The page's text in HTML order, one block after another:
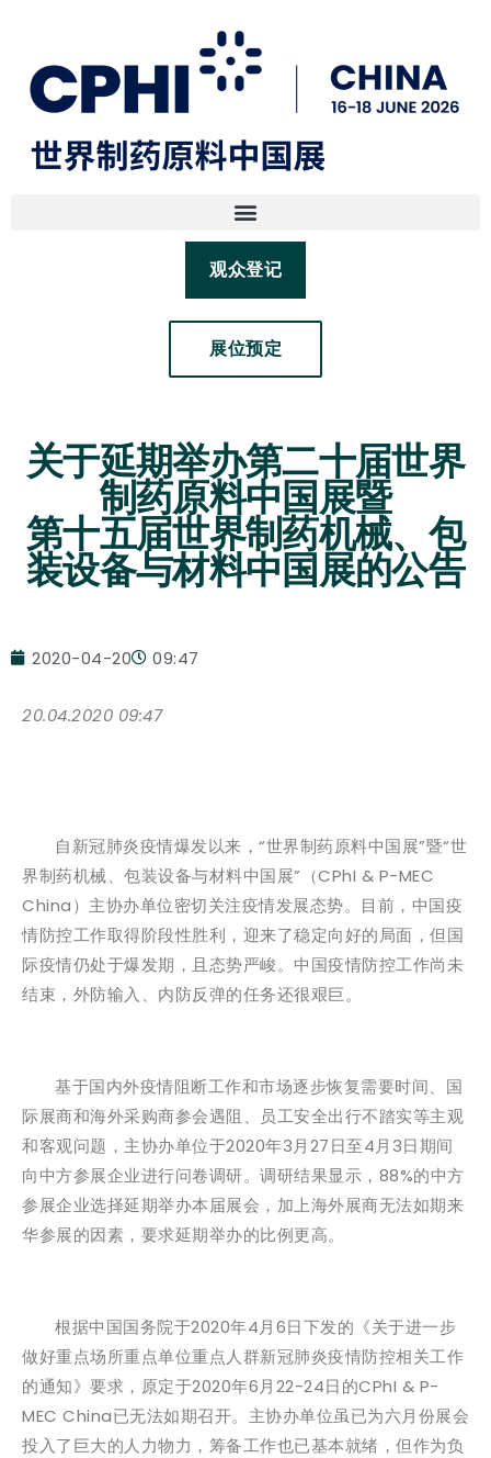
观众登记
展位预定
关于延期举办第二十届世界
制药原料中国展暨
第十五届世界制药机械、包
装设备与材料中国展的公告
2020-04-20 09:47
20.04.2020 09:47
自新冠肺炎疫情爆发以来，“世界制药原料中国展”暨“世
界制药机械、包装设备与材料中国展”（CPhI & P-MEC
China）主协办单位密切关注疫情发展态势。目前，中国疫
情防控工作取得阶段性胜利，迎来了稳定向好的局面，但国
际疫情仍处于爆发期，且态势严峻。中国疫情防控工作尚未
结束，外防输入、内防反弹的任务还很艰巨。
基于国内外疫情阻断工作和市场逐步恢复需要时间、国
际展商和海外采购商参会遇阻、员工安全出行不踏实等主观
和客观问题，主协办单位于2020年3月27日至4月3日期间
向中方参展企业进行问卷调研。调研结果显示，88%的中方
参展企业选择延期举办本届展会，加上海外展商无法如期来
华参展的因素，要求延期举办的比例更高。
根据中国国务院于2020年4月6日下发的《关于进一步
做好重点场所重点单位重点人群新冠肺炎疫情防控相关工作
的通知》要求，原定于2020年6月22-24日的CPhI & P-
MEC China已无法如期召开。主协办单位虽已为六月份展会
投入了巨大的人力物力，筹备工作也已基本就绪，但作为负